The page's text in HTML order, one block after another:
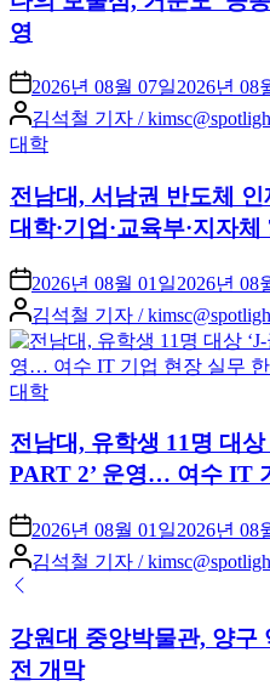
영
2026년 08월 07일2026년 08
Posted
by
김석철 기자 /
Posted
대학
전남대, 서남권 반도체
대학·기업·교육부·지자
2026년 08월 01일2026년 08
Posted
by
김석철 기자 /
Posted
대학
전남대, 유학생 11명 대상
PART 2’ 운영… 여수 IT
2026년 08월 01일2026년 08
Posted
by
김석철 기자 /
강원대 중앙박물관, 양구
전 개막